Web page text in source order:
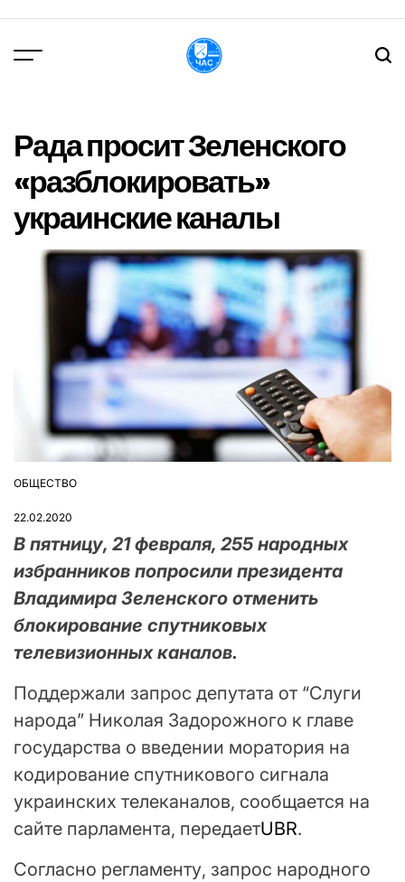
вмісту
Рада просит Зеленского
«разблокировать»
украинские каналы
ОПУБЛІКУВАТИ
ОБЩЕСТВО
22.02.2020
В пятницу, 21 февраля, 255 народных
избранников попросили президента
Владимира Зеленского отменить
блокирование спутниковых
телевизионных каналов.
Поддержали запрос депутата от “Слуги
народа” Николая Задорожного к главе
государства о введении моратория на
кодирование спутникового сигнала
украинских телеканалов, сообщается на
сайте парламента, передаетUBR.
Согласно регламенту, запрос народного